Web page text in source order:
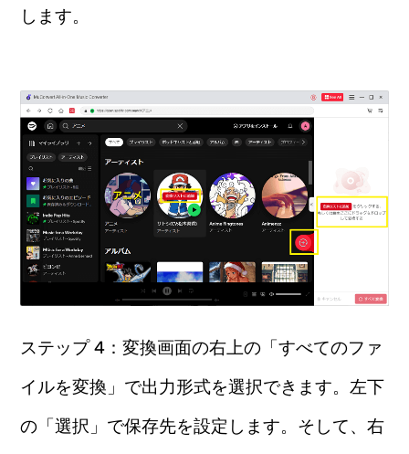
します。
ステップ 4：変換画面の右上の「すべてのファ
イルを変換」で出力形式を選択できます。左下
の「選択」で保存先を設定します。そして、右